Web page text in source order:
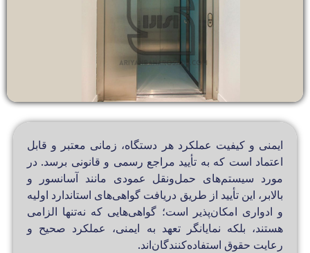
ایمنی و کیفیت عملکرد هر دستگاه، زمانی معتبر و قابل
اعتماد است که به تأیید مراجع رسمی و قانونی برسد. در
مورد سیستم‌های حمل‌ونقل عمودی مانند آسانسور و
بالابر، این تأیید از طریق دریافت گواهی‌های استاندارد اولیه
و ادواری امکان‌پذیر است؛ گواهی‌هایی که نه‌تنها الزامی
هستند، بلکه نمایانگر تعهد به ایمنی، عملکرد صحیح و
رعایت حقوق استفاده‌کنندگان‌اند.